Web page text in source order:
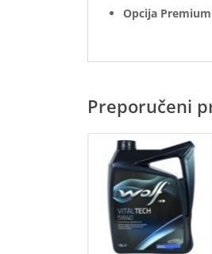
Opcija
Preporučeni